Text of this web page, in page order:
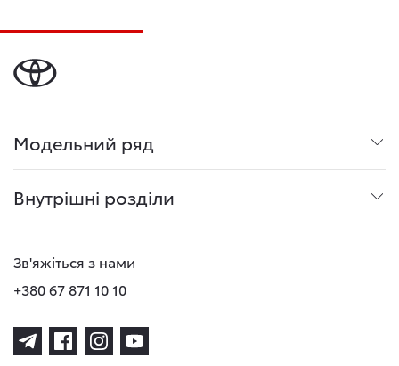
Модельний ряд
Внутрішні розділи
Зв'яжіться з нами
+380 67 871 10 10